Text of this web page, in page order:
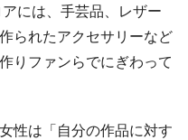
には、手芸品、レザー
られたアクセサリーなど
りファンらでにぎわって
性は「自分の作品に対す